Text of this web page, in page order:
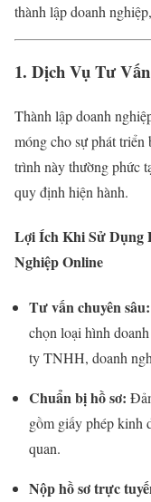
thành lập doanh
1. Dịch Vụ Tư
Thành lập doanh
móng cho sự phát
trình này thường phức
quy định hiện hành.
Lợi Ích Khi Sử Dụng
Nghiệp Online
Tư vấn chuyên sâu:
chọn loại hình
ty TNHH, doanh
Chuẩn bị hồ sơ:
gồm giấy phép kinh
quan.
Nộp hồ sơ trực